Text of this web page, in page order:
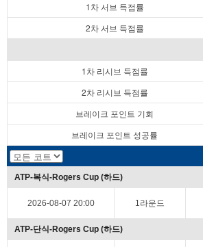
1차 서브 득점률
2차 서브 득점률
1차 리시브 득점률
2차 리시브 득점률
브레이크 포인트 기회
브레이크 포인트 성공률
ATP-복식-Rogers Cup (하드)
2026-08-07 20:00 1라운드
ATP-단식-Rogers Cup (하드)